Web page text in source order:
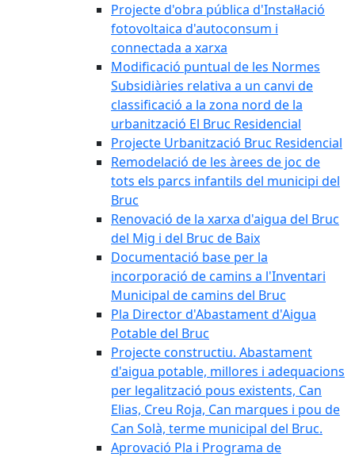
Projecte d'obra pública d'Instal·lació
fotovoltaica d'autoconsum i
connectada a xarxa
Modificació puntual de les Normes
Subsidiàries relativa a un canvi de
classificació a la zona nord de la
urbanització El Bruc Residencial
Projecte Urbanització Bruc Residencial
Remodelació de les àrees de joc de
tots els parcs infantils del municipi del
Bruc
Renovació de la xarxa d'aigua del Bruc
del Mig i del Bruc de Baix
Documentació base per la
incorporació de camins a l'Inventari
Municipal de camins del Bruc
Pla Director d'Abastament d'Aigua
Potable del Bruc
Projecte constructiu. Abastament
d'aigua potable, millores i adequacions
per legalització pous existents, Can
Elias, Creu Roja, Can marques i pou de
Can Solà, terme municipal del Bruc.
Aprovació Pla i Programa de